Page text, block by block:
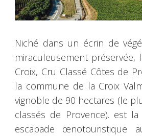
Niché dans un écrin de
miraculeusement préservée,
Croix, Cru Classé Côtes de
la commune de la Croix
vignoble de 90 hectares (le
classés de Provence). est la
escapade œnotouristique